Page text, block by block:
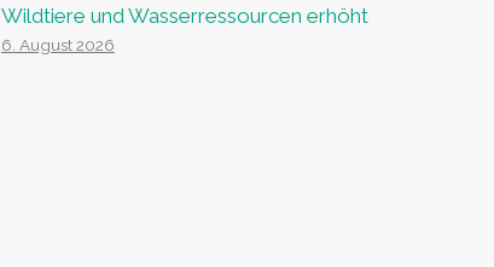
Wildtiere und Wasserressourcen erhöht
6. August 2026